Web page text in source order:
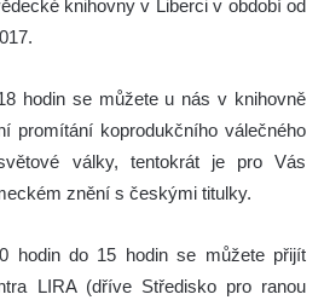
knihovny v Liberci v období od
hodin se můžete u nás v knihovně
promítání koprodukčního válečného
války, tentokrát je pro Vás
znění s českými titulky.
hodin do 15 hodin se můžete přijít
LIRA (dříve Středisko pro ranou